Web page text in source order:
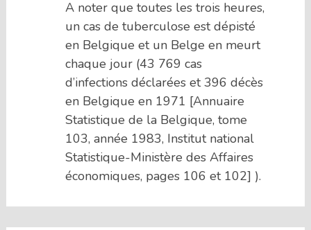
A noter que toutes les trois heures,
un cas de tuberculose est dépisté
en Belgique et un Belge en meurt
chaque jour (43 769 cas
d’infections déclarées et 396 décès
en Belgique en 1971 [Annuaire
Statistique de la Belgique, tome
103, année 1983, Institut national
Statistique-Ministère des Affaires
économiques, pages 106 et 102] ).